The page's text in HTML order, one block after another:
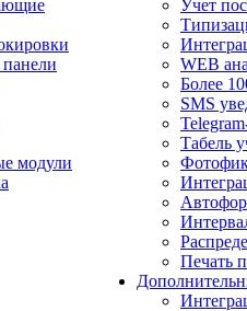
модули
Учет
WEB
Более
SMS
Табель
Печать